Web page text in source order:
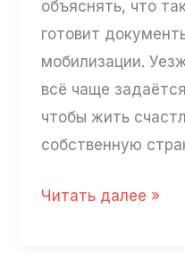
перестали
задавать
вопросы»
объяснять, что
готовит
мобилизации.
всё чаще
чтобы жить
собственную
«Мы
Читать далее »